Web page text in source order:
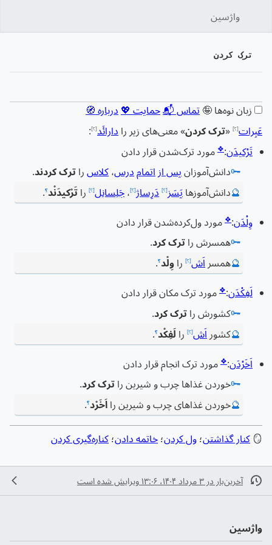
واژسین
ترک کردن
زبان نوه‌ها 🤪 تماس 📬حمایت 💖 درباره 🧭
عَبِرات[؟] «ترک کردن» معنی‌های زیر را دارائَد[؟]:
تَرْکیدَن:
❖ مورد ترک‌شدن قرار دادن
🗝️دانش‌آموزان پس از اتمام درس، کلاس را ترک کردند.
🔮دانش‌آموزها پَسَز[؟] دَرِساژ[؟]، جَلِسانِل[؟] را تَرْکیدَنْد؟.
وِلْدَن:
❖ مورد ول‌کرده‌شدن قرار دادن
🗝️همسرش را ترک کرد.
🔮همسر اَش[؟] را وِلْد؟.
لَفِکْدَن:
❖ مورد ترک مکان قرار دادن
🗝️کشورش را ترک کرد.
🔮کشور اَش[؟] را لَفِکْد؟.
اَخَرْدَن:
❖ مورد ترک انجام قرار دادن
🗝️خوردن غذاها چرب و شیرین را ترک کرد.
🔮خوردن غذاهای چرب و شیرین را اَخَرْد؟.
🪞 کنار گذاشتن؛ ول کردن؛ خاتمه دادن؛ کناره‌گیری کردن
آخرین‌بار در ‏۳ مرداد ۱۴۰۴، ‏۱۳:۰۶ ویرایش شده است
واژسین